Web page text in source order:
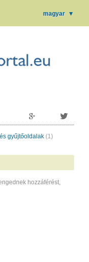
magyar ▼
gyűjtőoldalak (1)
hozzáférést,